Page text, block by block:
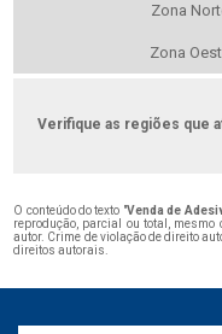
Zona
Zona
Verifique as regiões que
O conteúdo do texto "Venda de
reprodução, parcial ou total,
autor. Crime de violação de direito
direitos autorais